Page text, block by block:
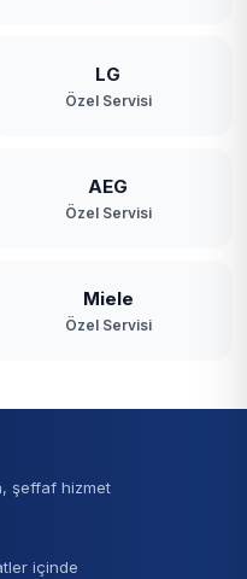
LG
Özel Servisi
AEG
Özel Servisi
Miele
Özel Servisi
şeffaf hizmet
içinde